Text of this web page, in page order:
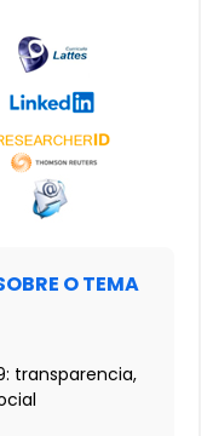
O TEMA
transparencia,